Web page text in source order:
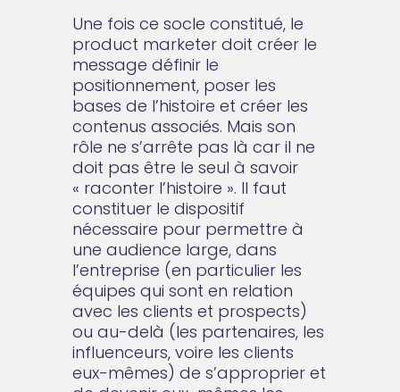
Une fois ce socle constitué, le
product marketer doit créer le
message définir le
positionnement, poser les
bases de l’histoire et créer les
contenus associés. Mais son
rôle ne s’arrête pas là car il ne
doit pas être le seul à savoir
« raconter l’histoire ». Il faut
constituer le dispositif
nécessaire pour permettre à
une audience large, dans
l’entreprise (en particulier les
équipes qui sont en relation
avec les clients et prospects)
ou au-delà (les partenaires, les
influenceurs, voire les clients
eux-mêmes) de s’approprier et